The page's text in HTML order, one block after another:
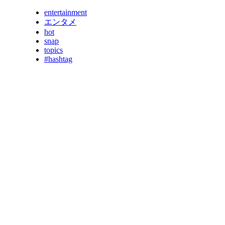
entertainment
エンタメ
hot
snap
topics
#hashtag